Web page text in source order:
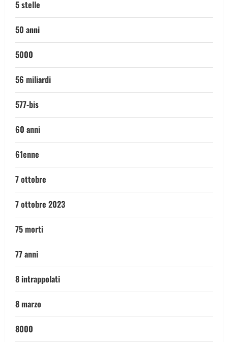
5 stelle
50 anni
5000
56 miliardi
577-bis
60 anni
61enne
7 ottobre
7 ottobre 2023
75 morti
77 anni
8 intrappolati
8 marzo
8000